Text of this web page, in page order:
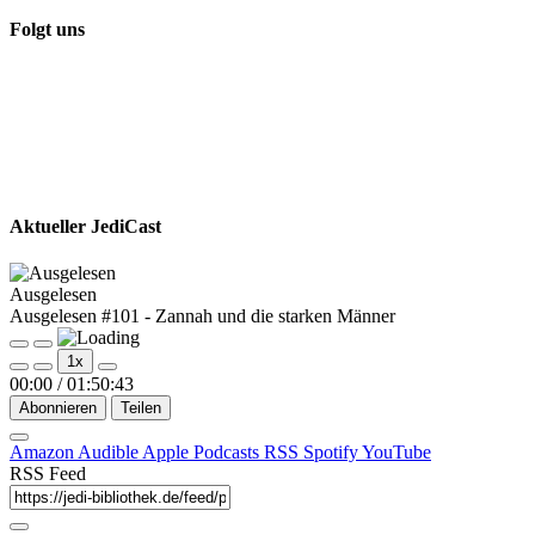
Folgt uns
Aktueller JediCast
Ausgelesen
Ausgelesen #101 - Zannah und die starken Männer
Play
Episode
Pause
Episode
1x
00:00 / 01:50:43
Abonnieren Teilen
Amazon Audible Apple Podcasts RSS SpotifyYouTube
RSS Feed